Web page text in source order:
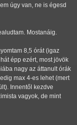
úgy van, ne is égesd
Mostanáig.
8,5 órát (igaz
épp ezért, most jövök
nagy az áttanult órák
max 4-es lehet (mert
Innentől kezdve
vagyok, de mint